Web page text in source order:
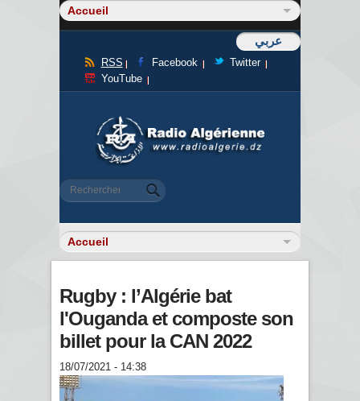
عربي
RSS Facebook
Twitter
YouTube
Formulaire de recherche
Rechercher
Rugby : l’Algérie bat
l'Ouganda et composte son
billet pour la CAN 2022
18/07/2021 - 14:38